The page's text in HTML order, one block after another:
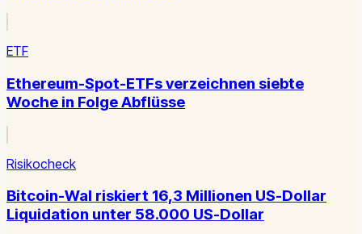
ETF
Ethereum-Spot-ETFs verzeichnen siebte
Woche in Folge Abflüsse
Risikocheck
Bitcoin-Wal riskiert 16,3 Millionen US-Dollar
Liquidation unter 58.000 US-Dollar